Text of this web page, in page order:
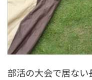
部活の大会で居ない